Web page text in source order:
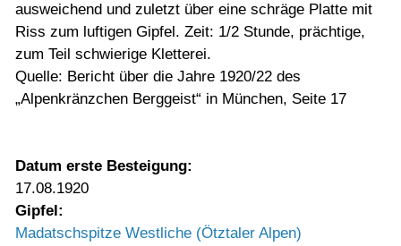
ausweichend und zuletzt über eine schräge Platte mit
Riss zum luftigen Gipfel. Zeit: 1/2 Stunde, prächtige,
zum Teil schwierige Kletterei.
Quelle: Bericht über die Jahre 1920/22 des
„Alpenkränzchen Berggeist“ in München, Seite 17
Datum erste Besteigung:
17.08.1920
Gipfel:
Madatschspitze Westliche (Ötztaler Alpen)